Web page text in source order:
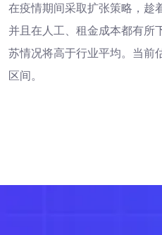
在疫情期间采取扩张策略，趁
并且在人工、租金成本都有所
苏情况将高于行业平均。当前
区间。